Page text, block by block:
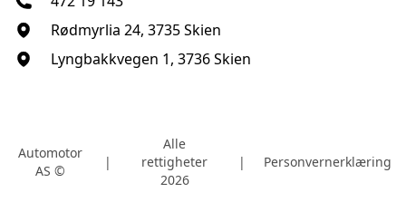
Rødmyrlia 24, 3735 Skien
Lyngbakkvegen 1, 3736 Skien
Automotor
AS ©
|
Alle
rettigheter
2026
| Personvernerklæring